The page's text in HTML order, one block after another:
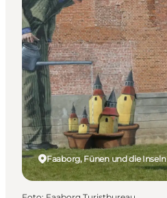
Unterkünfte
Gastronomie
Erlebnisse
Inselhüpfen
Outdoor
Kalender
Faaborg, Fünen und die Inseln